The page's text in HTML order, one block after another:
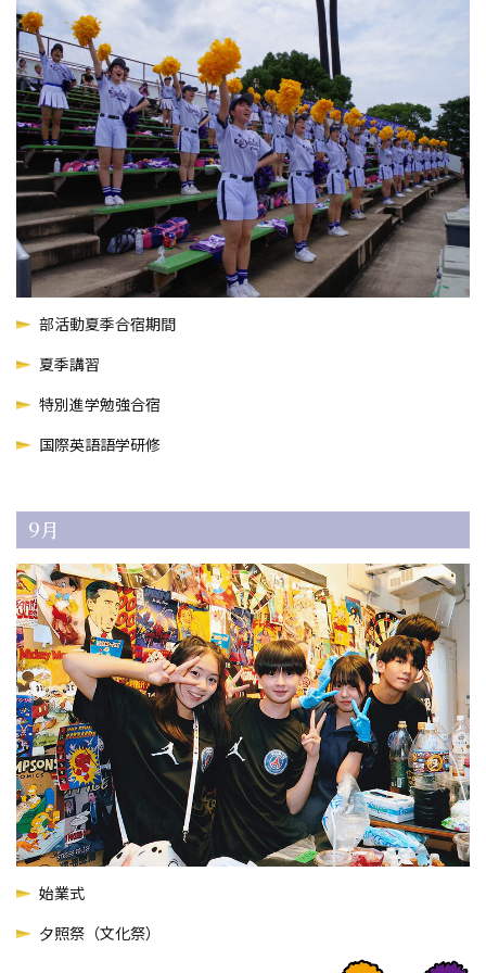
部活動夏季合宿期間
夏季講習
特別進学勉強合宿
国際英語語学研修
9月
始業式
夕照祭（文化祭）